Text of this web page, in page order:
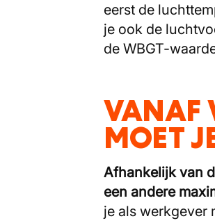
eerst de
je ook de
de WBGT-
VANAF
MOET
Afhankelijk van
een andere
je als werkgever